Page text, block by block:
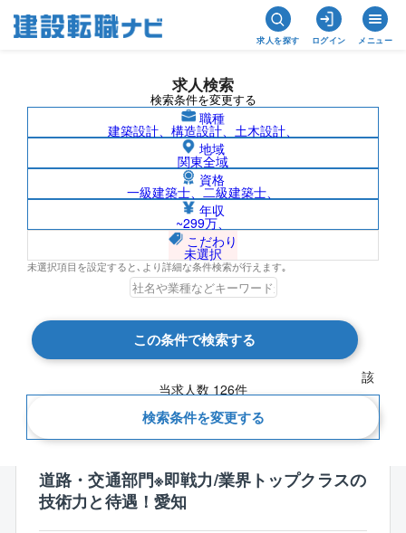
求人を探す ログイン メニュー
求人検索
検索条件を変更する
職種
建築設計、構造設計、土木設計、
地域
関東全域
資格
一級建築士、二級建築士、
年収
~299万、
こだわり
未選択
未選択項目を設定すると､より詳細な条件検索が行えます｡
この条件で検索する
該
当求人数 126件
検索条件を変更する
900万～999万の求人検索結果一覧
検索結果 126 件
現在の検索条件
道路・交通部門※即戦力/業界トップクラスの
技術力と待遇！愛知